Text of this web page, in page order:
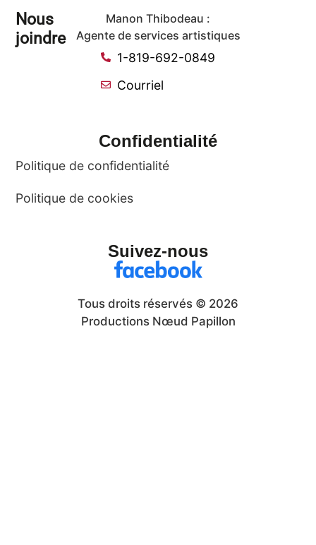
Nous
joindre
Manon Thibodeau :
Agente de services artistiques
1-819-692-0849
Courriel
Confidentialité
Politique de confidentialité
Politique de cookies
Suivez-nous
Tous droits réservés © 2026
Productions Nœud Papillon